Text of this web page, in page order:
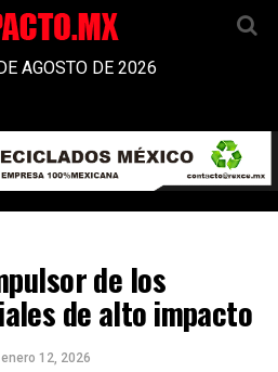
AGOSTO DE 2026
de los
de alto impacto
enero 12, 2026